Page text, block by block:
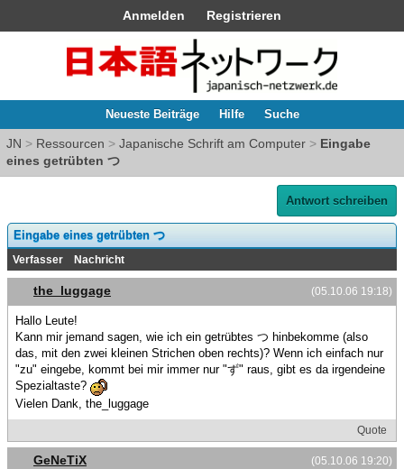
Anmelden Registrieren
Neueste Beiträge Hilfe Suche
JN > Ressourcen > Japanische Schrift am Computer > Eingabe
eines getrübten つ
Antwort schreiben
Eingabe eines getrübten つ
Verfasser Nachricht
(05.10.06 19:18)
the_luggage
Hallo Leute!
Kann mir jemand sagen, wie ich ein getrübtes つ hinbekomme (also
das, mit den zwei kleinen Strichen oben rechts)? Wenn ich einfach nur
"zu" eingebe, kommt bei mir immer nur "ず" raus, gibt es da irgendeine
Spezialtaste?
Vielen Dank, the_luggage
Quote
(05.10.06 19:20)
GeNeTiX